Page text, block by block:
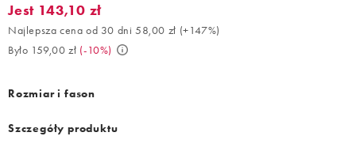
Jest 143,10 zł. Najlepsza cena od 30 dni 58,00 zł (+147%). Było
Jest 143,10 zł
Najlepsza cena od 30 dni 58,00 zł (+147%)
Było 159,00 zł (-10%)
Rozmiar i fason
Szczegóły produktu